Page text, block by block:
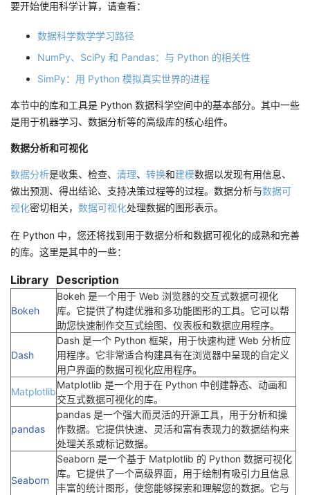
要开始使用科学计算，请查看：
数据科学数学学习路径
NumPy、SciPy 和 Pandas：与 Python 的相关性
SimPy：用 Python 模拟真实世界的进程
本节中的库和工具是 Python 数据科学空间中的基本部分。其中一些
是用于机器学习、数据分析等的高级库的核心组件。
数据分析和可视化
数据分析是收集、检查、 清理、 转换和建模数据以发现有用信息、
做出预测、得出结论、支持决策过程等的过程。数据分析与数据可
视化密切相关， 数据可视化处理数据的图形表示。
在 Python 中，您还将找到用于数据分析和数据可视化的成熟和完善
的库。这里是其中的一些：
Library Description
Bokeh
Bokeh 是一个用于 Web 浏览器的交互式数据可视化
库。它提供了构建优雅和多功能图形的工具。它可以帮
助您快速制作交互式绘图、仪表板和数据应用程序。
Dash
Dash 是一个 Python 框架，用于快速构建 Web 分析应
用程序。它非常适合构建具有在浏览器中呈现的自定义
用户界面的数据可视化应用程序。
Matplotlib
Matplotlib 是一个用于在 Python 中创建静态、动画和
交互式数据可视化的库。
pandas
pandas 是一个强大而灵活的开源工具，用于分析和操
作数据。它提供快速、灵活和富有表现力的数据结构来
处理关系或标记数据。
Seaborn
Seaborn 是一个基于 Matplotlib 的 Python 数据可视化
库。它提供了一个高级界面，用于绘制有吸引力且信息
丰富的统计图形，使您能够探索和理解您的数据。它与